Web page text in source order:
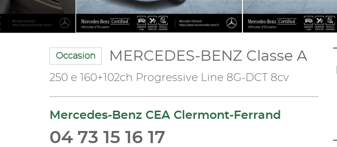
Occasion MERCEDES-BENZ Classe A
250 e 160+102ch Progressive Line 8G-DCT 8cv
Mercedes-Benz CEA Clermont-Ferrand
04 73 15 16 17